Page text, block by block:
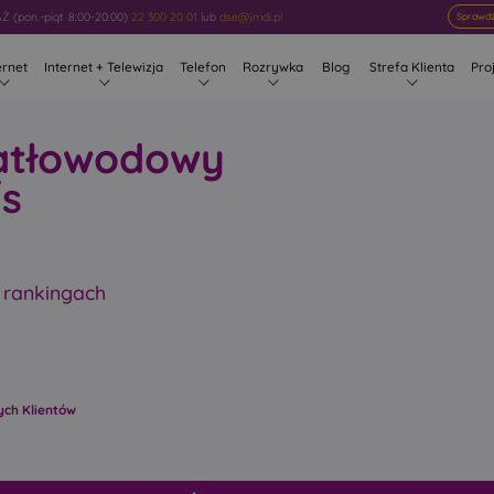
(pon.-piąt. 8:00-20:00) 22 300 20 01 lubdse@jmdi.pl
Internet + Telewizja Telefon Rozrywka Blog Strefa Klienta
Klientów